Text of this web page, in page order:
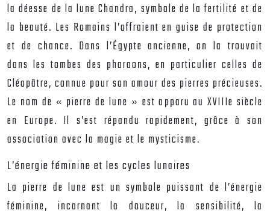
la déesse de la lune Chandra, symbole de la fertilité et de
la beauté. Les Romains l’offraient en guise de protection
et de chance. Dans l’Égypte ancienne, on la trouvait
dans les tombes des pharaons, en particulier celles de
Cléopâtre, connue pour son amour des pierres précieuses.
Le nom de « pierre de lune » est apparu au XVIIIe siècle
en Europe. Il s’est répandu rapidement, grâce à son
association avec la magie et le mysticisme.
L’énergie féminine et les cycles lunaires
La pierre de lune est un symbole puissant de l’énergie
féminine, incarnant la douceur, la sensibilité, la